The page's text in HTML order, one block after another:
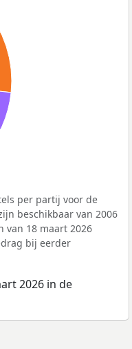
per partij voor de
beschikbaar van 2006
van 18 maart 2026
bij eerder
2026 in de